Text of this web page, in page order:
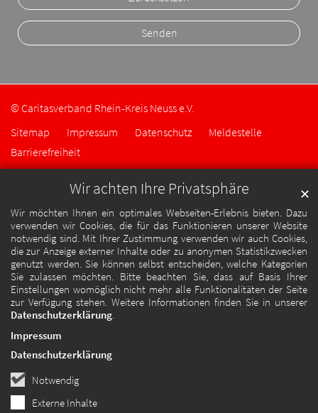
Wir achten Ihre Privatsphäre
Wir möchten Ihnen ein optimales Webseiten-Erlebnis bieten. Dazu
verwenden wir Cookies, die für das Funktionieren unserer Website
notwendig sind. Mit Ihrer Zustimmung verwenden wir auch Cookies,
die zur Anzeige externer Inhalte oder zu anonymen Statistikzwecken
genutzt werden. Sie können selbst entscheiden, welche Kategorien
Sie zulassen möchten. Bitte beachten Sie, dass auf Basis Ihrer
Einstellungen womöglich nicht mehr alle Funktionalitäten der Seite
zur Verfügung stehen. Weitere Informationen finden Sie in unserer
Datenschutzerklärung.
Notwendig
Externe Inhalte
✕
Impressum
Datenschutzerklärung
© Caritasverband Rhein-Kreis Neuss e.V.
Sitemap
Impressum Datenschutz
Meldestelle
Barrierefreiheit